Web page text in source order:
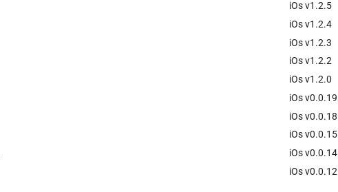
iOs v1.2.5
iOs v1.2.4
iOs v1.2.3
iOs v1.2.2
iOs v1.2.0
iOs v0.0.19
iOs v0.0.18
iOs v0.0.15
iOs v0.0.14
iOs v0.0.12